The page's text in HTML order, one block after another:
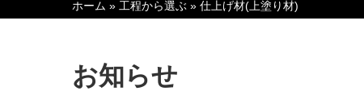
ホーム » 工程から選ぶ » 仕上げ材(上塗り材)
お知らせ